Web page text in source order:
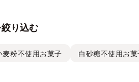
り込む
麦粉不使用お菓子 白砂糖不使用お